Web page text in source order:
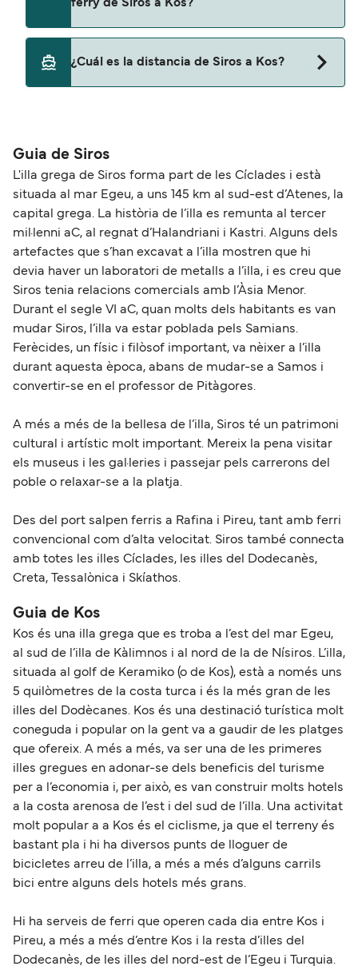
ferry de Siros a Kos?
Sí, podrás viajar con mascotas a bordo en tu
ferry. Puede que necesites el pasaporte de tus
¿Cuál es la distancia de Siros a Kos?
Guia de Siros
L'illa grega de Siros forma part de les Cíclades i està
situada al mar Egeu, a uns 145 km al sud-est d’Atenes, la
capital grega. La història de l’illa es remunta al tercer
mil·lenni aC, al regnat d’Halandriani i Kastri. Alguns dels
artefactes que s’han excavat a l’illa mostren que hi
devia haver un laboratori de metalls a l’illa, i es creu que
Siros tenia relacions comercials amb l’Àsia Menor.
Durant el segle VI aC, quan molts dels habitants es van
mudar Siros, l’illa va estar poblada pels Samians.
Ferècides, un físic i filòsof important, va nèixer a l’illa
durant aquesta època, abans de mudar-se a Samos i
convertir-se en el professor de Pitàgores.
A més a més de la bellesa de l’illa, Siros té un patrimoni
cultural i artístic molt important. Mereix la pena visitar
els museus i les gal·leries i passejar pels carrerons del
poble o relaxar-se a la platja.
Des del port salpen ferris a Rafina i Pireu, tant amb ferri
convencional com d’alta velocitat. Siros també connecta
amb totes les illes Cíclades, les illes del Dodecanès,
Creta, Tessalònica i Skíathos.
Guia de Kos
Kos és una illa grega que es troba a l’est del mar Egeu,
al sud de l’illa de Kàlimnos i al nord de la de Nísiros. L’illa,
situada al golf de Keramiko (o de Kos), està a només uns
5 quilòmetres de la costa turca i és la més gran de les
illes del Dodècanes. Kos és una destinació turística molt
coneguda i popular on la gent va a gaudir de les platges
que ofereix. A més a més, va ser una de les primeres
illes gregues en adonar-se dels beneficis del turisme
per a l’economia i, per això, es van construir molts hotels
a la costa arenosa de l’est i del sud de l’illa. Una activitat
molt popular a a Kos és el ciclisme, ja que el terreny és
bastant pla i hi ha diversos punts de lloguer de
bicicletes arreu de l’illa, a més a més d’alguns carrils
bici entre alguns dels hotels més grans.
Hi ha serveis de ferri que operen cada dia entre Kos i
Pireu, a més a més d’entre Kos i la resta d’illes del
Dodecanès, de les illes del nord-est de l’Egeu i Turquia.